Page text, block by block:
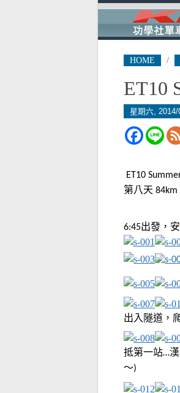
HOME /
ET10
星期六, 2014/
ET10
第八天 84km
6:45出發，
出入隧道，
抵第一站…
～)